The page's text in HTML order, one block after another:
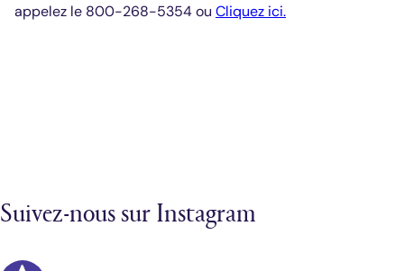
appelez le 800-268-5354 ou Cliquez ici.
Suivez-nous sur Instagram